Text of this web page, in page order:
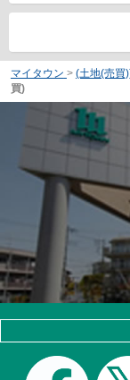
マイタウン > (土地(売買
買)